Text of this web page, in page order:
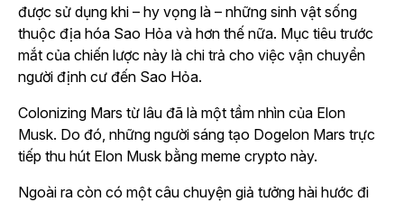
được sử dụng khi – hy vọng là – những sinh vật sống
thuộc địa hóa Sao Hỏa và hơn thế nữa. Mục tiêu trước
mắt của chiến lược này là chi trả cho việc vận chuyển
người định cư đến Sao Hỏa.
Colonizing Mars từ lâu đã là một tầm nhìn của Elon
Musk. Do đó, những người sáng tạo Dogelon Mars trực
tiếp thu hút Elon Musk bằng meme crypto này.
Ngoài ra còn có một câu chuyện giả tưởng hài hước đi